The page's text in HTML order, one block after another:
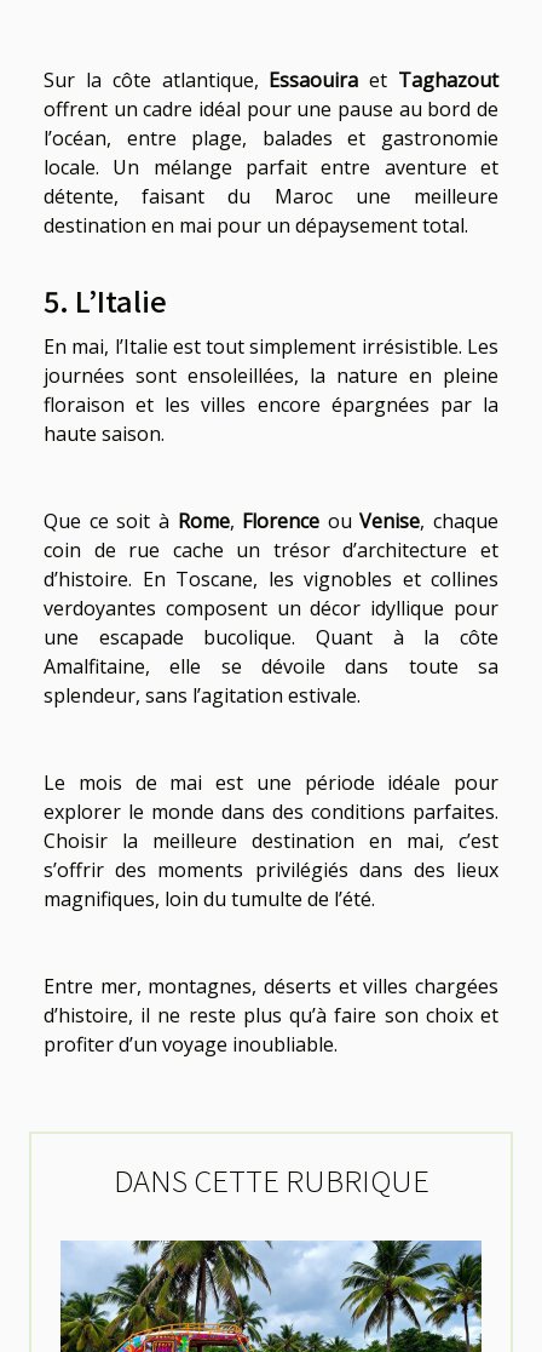
Sur la côte atlantique, Essaouira et Taghazout
offrent un cadre idéal pour une pause au bord de
l’océan, entre plage, balades et gastronomie
locale. Un mélange parfait entre aventure et
détente, faisant du Maroc une meilleure
destination en mai pour un dépaysement total.
5. L’Italie
En mai, l’Italie est tout simplement irrésistible. Les
journées sont ensoleillées, la nature en pleine
floraison et les villes encore épargnées par la
haute saison.
Que ce soit à Rome, Florence ouVenise, chaque
coin de rue cache un trésor d’architecture et
d’histoire. En Toscane, les vignobles et collines
verdoyantes composent un décor idyllique pour
une escapade bucolique. Quant à la côte
Amalfitaine, elle se dévoile dans toute sa
splendeur, sans l’agitation estivale.
Le mois de mai est une période idéale pour
explorer le monde dans des conditions parfaites.
Choisir la meilleure destination en mai, c’est
s’offrir des moments privilégiés dans des lieux
magnifiques, loin du tumulte de l’été.
Entre mer, montagnes, déserts et villes chargées
d’histoire, il ne reste plus qu’à faire son choix et
profiter d’un voyage inoubliable.
DANS CETTE RUBRIQUE